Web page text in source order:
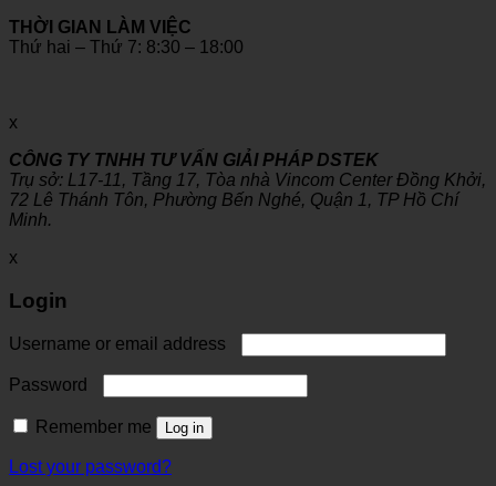
THỜI GIAN LÀM VIỆC
Thứ hai – Thứ 7: 8:30 – 18:00
x
CÔNG TY TNHH TƯ VẤN GIẢI PHÁP DSTEK
Trụ sở: L17-11, Tầng 17, Tòa nhà Vincom Center Đồng Khởi,
72 Lê Thánh Tôn, Phường Bến Nghé, Quận 1, TP Hồ Chí
Minh.
x
Login
Username or email address
Password
Remember me Log in
Lost your password?